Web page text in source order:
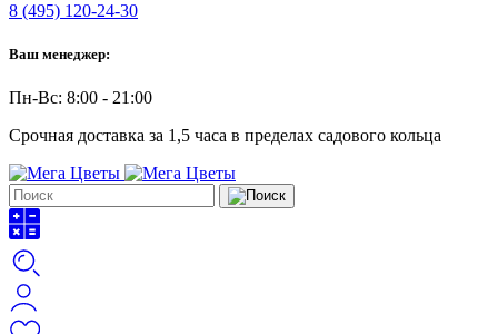
8 (495) 120-24-30
Ваш менеджер:
Пн-Вс: 8:00 - 21:00
Срочная доставка за 1,5 часа в пределах садового кольца